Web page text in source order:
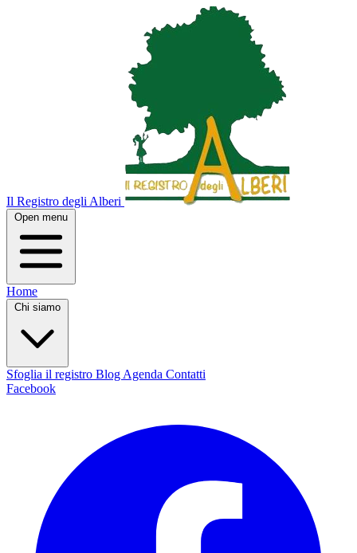
Il Registro degli Alberi
Open menu
Home
Chi siamo
Sfoglia il registro Blog Agenda Contatti
Facebook